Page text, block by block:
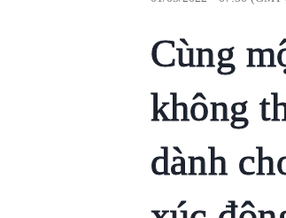
Cùng
không
dành